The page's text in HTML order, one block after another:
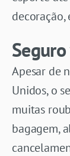
Apesar de
Unidos, o
muitas
bagagem,